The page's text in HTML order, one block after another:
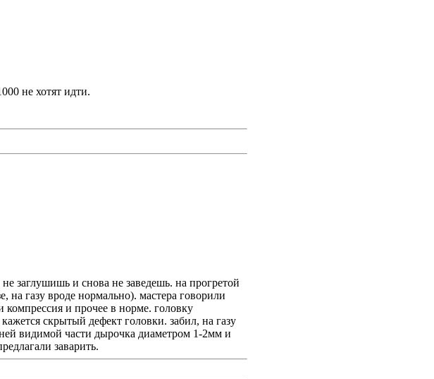
не хотят идти.
заглушишь и снова не заведешь. на прогретой
на газу вроде нормально). мастера говорили
компрессия и прочее в норме. головку
скрытый дефект головки. забил, на газу
видимой части дырочка диаметром 1-2мм и
заварить.